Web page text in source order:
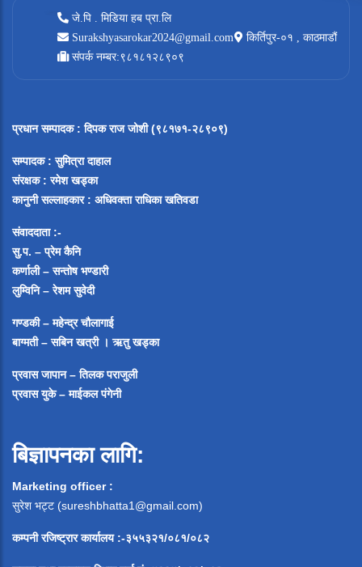
जे.पि . मिडिया हब प्रा.लि
Surakshyasarokar2024@gmail.com
किर्तिपुर-०१ , काठमाडौं
संपर्क नम्बर:९८१८१२८९०९
प्रधान सम्पादक: दिपक राज जोशी (९८१७१-२८९०९)
सम्पादक : सुमित्रा दाहाल
संरक्षक : रमेश खड्का
कानुनी सल्लाहकार : अधिवक्ता राधिका खतिवडा
संवाददाता :-
सु.प. – प्रेम कैनि
कर्णाली – सन्तोष भण्डारी
लुम्विनि – रेशम सुवेदी
गण्डकी – महेन्द्र चौलागाई
बाग्मती – सबिन खत्री ।ऋतु खड्का
प्रवास जापान – तिलक पराजुली
प्रवास युके – माईकल पंगेनी
बिज्ञापनका लागि:
Marketing officer :
सुरेश भट्ट (sureshbhatta1@gmail.com)
कम्पनी रजिष्ट्रार कार्यालय :-३५५३२१/०८१/०८२